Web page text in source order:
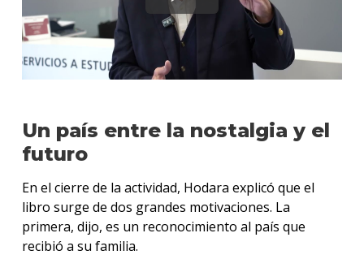
Un país entre la nostalgia y el
futuro
En el cierre de la actividad, Hodara explicó que el
libro surge de dos grandes motivaciones. La
primera, dijo, es un reconocimiento al país que
recibió a su familia.